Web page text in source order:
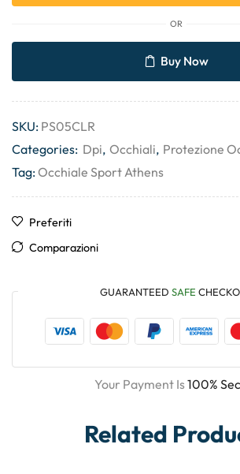
OR
Buy Now
SKU: PS05CLR
Categories: Dpi, Occhiali, Protezione
Tag:Occhiale Sport Athens
Preferiti
Comparazioni
GUARANTEED SAFE
Your Payment Is100%
Related